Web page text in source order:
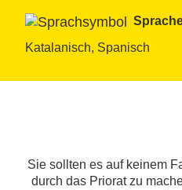
Katalanisch, Spanisch
Sie sollten es auf keinem
durch das Priorat zu